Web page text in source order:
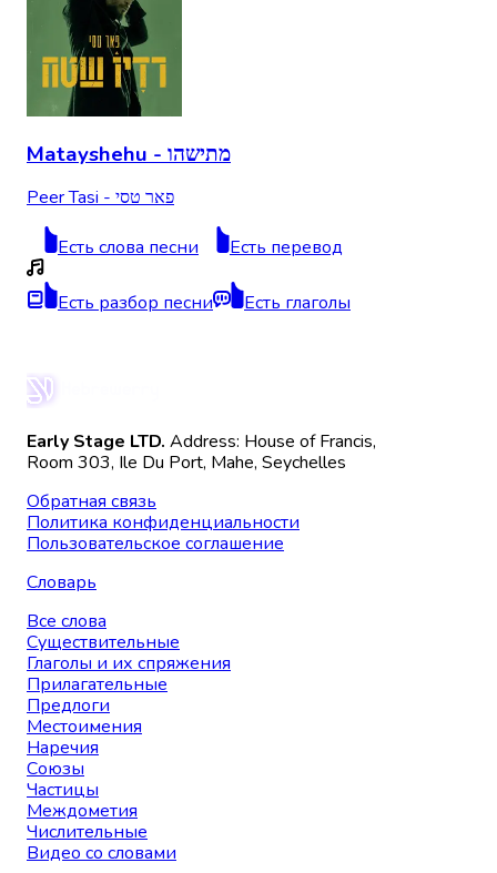
Matayshehu - מתישהו
Peer Tasi - פאר טסי
Есть слова песни Есть перевод
Есть разбор песни Есть глаголы
Early Stage LTD. Address: House of Francis,
Room 303, Ile Du Port, Mahe, Seychelles
Обратная связь
Политика конфиденциальности
Пользовательское соглашение
Словарь
Все слова
Существительные
Глаголы и их спряжения
Прилагательные
Предлоги
Местоимения
Наречия
Союзы
Частицы
Междометия
Числительные
Видео со словами